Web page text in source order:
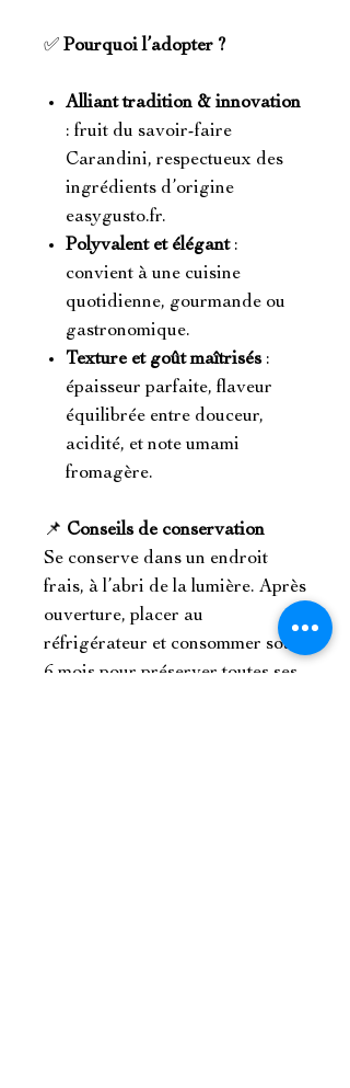
✅ Pourquoi l’adopter ?
Alliant tradition & innovation
: fruit du savoir-faire
Carandini, respectueux des
ingrédients d’origine
easygusto.fr.
Polyvalent et élégant:
convient à une cuisine
quotidienne, gourmande ou
gastronomique.
Texture et goût maîtrisés:
épaisseur parfaite, flaveur
équilibrée entre douceur,
acidité, et note umami
fromagère.
📌 Conseils de conservation
Se conserve dans un endroit
frais, à l’abri de la lumière. Après
ouverture, placer au
réfrigérateur et consommer sous
6 mois pour préserver toutes ses